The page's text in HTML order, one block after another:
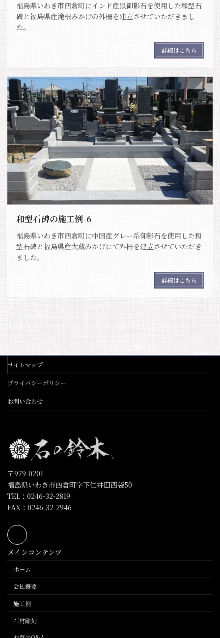
福島県いわき市四倉町にインド産黒御影石を使用した和型石
碑と福島県産滝根みかげの外柵を建立させていただきまし
た。
詳細はこちら
和型石碑の施工例-6
福島県いわき市四倉町に中国産グレー系御影石を使用した和
型石碑と福島県産大蔵みかげにて外柵を建立させていただき
ました。
詳細はこちら
サイトマップ
プライバシーポリシー
お問い合わせ
〒979-0201
福島県いわき市四倉町字下仁井田西袋50
TEL：0246-32-2819
FAX：0246-32-2946
メインコンテンツ
ホーム
会社概要
施工例
石材彫刻